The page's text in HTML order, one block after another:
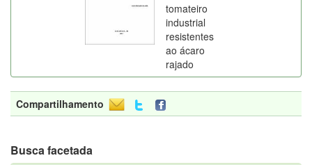
tomateiro
industrial
resistentes
ao ácaro
rajado
Compartilhamento
Busca facetada